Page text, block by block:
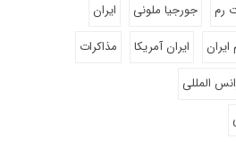
رم جورجیا ملونی
ایران
ایران ایران آمریکا
مذاکرات
المللی